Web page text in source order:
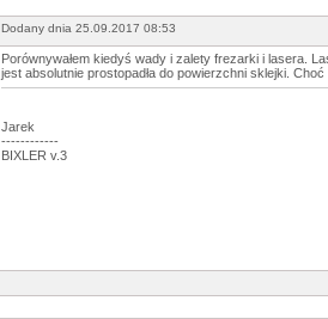
Dodany dnia 25.09.2017 08:53
Porównywałem kiedyś wady i zalety frezarki i lasera.
jest absolutnie prostopadła do powierzchni sklejki.
Jarek
------------
BIXLER v.3